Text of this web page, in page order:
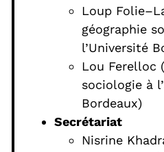
Loup
géographie
l’Université
Lou Ferelloc
sociologie à
Bordeaux)
Secrétariat
Nisrine